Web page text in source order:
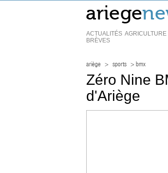
ACTUALITÉS AGRICULTURE
BRÈVES
ariège > sports > bmx
Zéro Nine
d'Ariège